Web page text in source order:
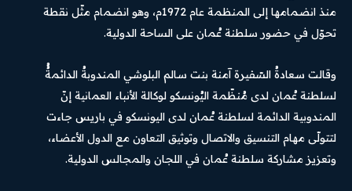
منذ انضمامها إلى المنظمة عام 1972م، وهو انضمام مثّل نقطة
تحوّل في حضور سلطنة عُمان على الساحة الدولية.
وقالت سعادةُ السّفيرة آمنة بنت سالم البلوشي المندوبةُ الدائمةُُ
لسلطنة عُمان لدى مُنظّمة اليُونسكو لوكالة الأنباء العمانية إنّ
المندوبية الدائمة لسلطنة عُمان لدى اليونسكو في باريس جاءت
لتتولّى مهام التنسيق والاتصال وتوثيق التعاون مع الدول الأعضاء،
وتعزيز مشاركة سلطنة عُمان في اللجان والمجالس الدولية.